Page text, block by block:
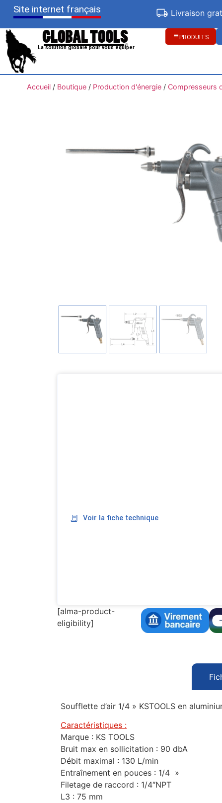
Site internet français Livraison
La solution globale pour vous équiper
PRODUITS
Accueil/ Boutique/ Production d'énergie/ Compresseurs
Voir la fiche technique
[alma-product-
eligibility]
Soufflette d’air 1/4 » KSTOOLS en
Caractéristiques :
Marque : KS TOOLS
Bruit max en sollicitation : 90 dbA
Débit maximal : 130 L/min
Entraînement en pouces : 1/4 »
Filetage de raccord : 1/4″NPT
L3 : 75 mm